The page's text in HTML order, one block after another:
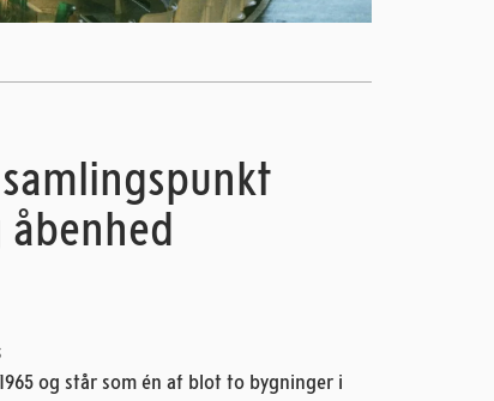
og står som én af blot to bygninger i